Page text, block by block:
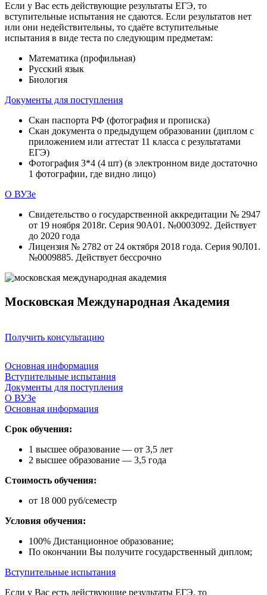
Если у Вас есть действующие результаты ЕГЭ, то
вступительные испытания не сдаются. Если результатов нет
или они недействительны, то сдаёте вступительные
испытания в виде теста по следующим предметам:
Математика (профильная)
Русский язык
Биология
Документы для поступления
Скан паспорта РФ (фотография и прописка)
Скан документа о предыдущем образовании (диплом с
приложением или аттестат 11 класса с результатами
ЕГЭ)
Фотография 3*4 (4 шт) (в электронном виде достаточно
1 фотографии, где видно лицо)
О ВУЗе
Свидетельство о государственной аккредитации № 2947
от 19 ноября 2018г. Серия 90А01. №0003092. Действует
до 2020 года
Лицензия № 2782 от 24 октября 2018 года. Серия 90Л01.
№0009885. Действует бессрочно
Московская Международная Академия
Получить консультацию
Основная информация
Вступительные испытания
Документы для поступления
О ВУЗе
Основная информация
Срок обучения:
1 высшее образование — от 3,5 лет
2 высшее образование — 3,5 года
Стоимость обучения:
от 18 000 руб/семестр
Условия обучения:
100% Дистанционное образование;
По окончании Вы получите государственный диплом;
Вступительные испытания
Если у Вас есть действующие результаты ЕГЭ, то